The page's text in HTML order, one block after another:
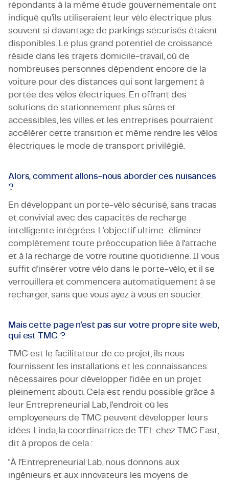
répondants à la même étude gouvernementale ont
indiqué qu’ils utiliseraient leur vélo électrique plus
souvent si davantage de parkings sécurisés étaient
disponibles. Le plus grand potentiel de croissance
réside dans les trajets domicile-travail, où de
nombreuses personnes dépendent encore de la
voiture pour des distances qui sont largement à
portée des vélos électriques. En offrant des
solutions de stationnement plus sûres et
accessibles, les villes et les entreprises pourraient
accélérer cette transition et même rendre les vélos
électriques le mode de transport privilégié.
Alors, comment allons-nous aborder ces nuisances
?
En développant un porte-vélo sécurisé, sans tracas
et convivial avec des capacités de recharge
intelligente intégrées. L'objectif ultime : éliminer
complètement toute préoccupation liée à l'attache
et à la recharge de votre routine quotidienne. Il vous
suffit d'insérer votre vélo dans le porte-vélo, et il se
verrouillera et commencera automatiquement à se
recharger sans que vous ayez à vous en soucier.
Mais cette page n'est pas sur votre propre site web,
qui est TMC ?
TMC est le facilitateur de ce projet, ils nous
fournissent les installations et les connaissances
nécessaires pour développer l'idée en un projet
pleinement abouti. Cela est rendu possible grâce à
leur Entrepreneurial Lab, l'endroit où les
employeneurs de TMC peuvent développer leurs
idées. Linda, la coordinatrice de TEL chez TMC East,
dit à propos de cela :
"À l'Entrepreneurial Lab, nous donnons aux
ingénieurs et aux innovateurs les moyens de